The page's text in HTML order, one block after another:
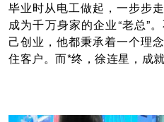
毕业时从电工做起，一步步
成为千万身家的企业“老总”
己创业，他都秉承着一个理
住客户。而*终，徐连星，成